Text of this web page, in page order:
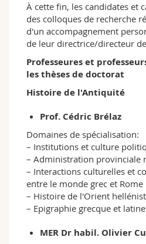
À cette fin, les candidates et
des colloques de recherche
d'un accompagnement
de leur directrice/directeur
Professeures et
les thèses de doctorat
Histoire de l'Antiquité
Prof. Cédric Brélaz
Domaines de spécialisation:
– Institutions et culture
– Administration provinciale
– Interactions culturelles et
entre le monde grec et Rome
– Histoire de l'Orient
– Epigraphie grecque et latine
MER Dr habil. Olivier